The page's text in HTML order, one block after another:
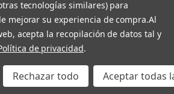
tecnologías similares) para
mejorar su experiencia de compra.Al
acepta la recopilación de datos tal y
de privacidad.
Rechazar todo Aceptar todas